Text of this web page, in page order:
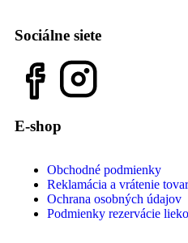
Sociálne siete
E-shop
Obchodné podmienky
Reklamácia a vrátenie
Ochrana osobných údajov
Podmienky rezervácie